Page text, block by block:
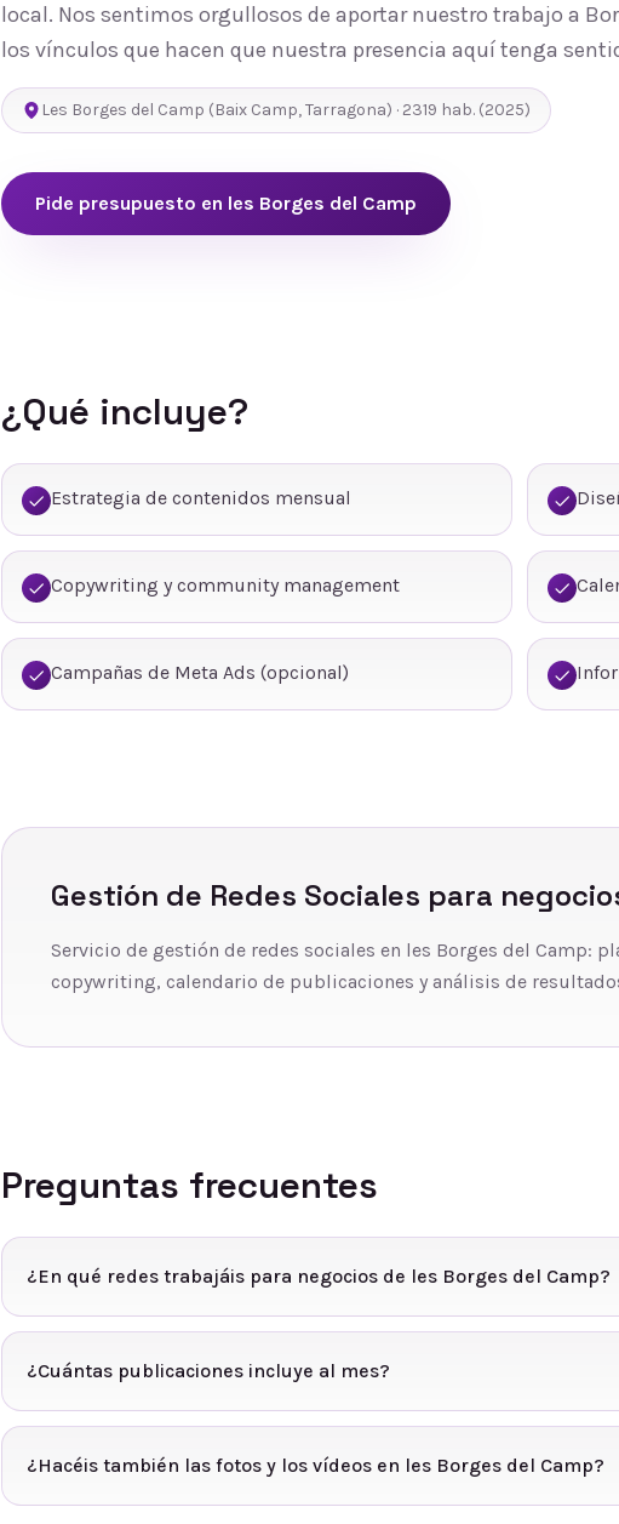
local. Nos sentimos orgullosos de aportar nuestro trabajo a
los vínculos que hacen que nuestra presencia aquí tenga
Les Borges del Camp (Baix Camp,Tarragona) · 2319 hab. (2025)
Pide presupuesto en les Borges del Camp
¿Qué incluye?
Estrategia de contenidos mensual
Copywriting y community management
Campañas de Meta Ads (opcional)
Gestión de Redes Sociales para
Servicio de gestión de redes sociales en les Borges del Camp:
copywriting, calendario de publicaciones y análisis de
Preguntas frecuentes
¿En qué redes trabajáis para negocios de les Borges del Camp?
¿Cuántas publicaciones incluye al mes?
¿Hacéis también las fotos y los vídeos en les Borges del Camp?